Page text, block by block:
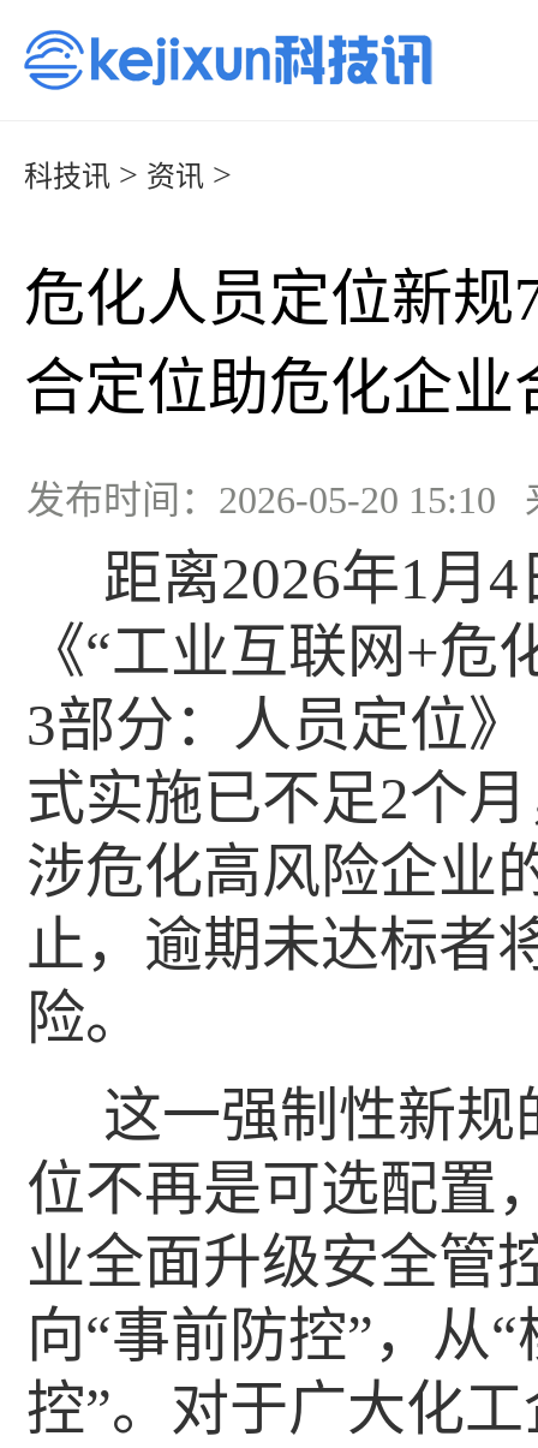
科技讯 > 资讯 >
危化人员定位新
合定位助危化企业
发布时间：2026-05-20 15:10
距离2026年1月
《“工业互联网+
3部分：人员定位
式实施已不足2个
涉危化高风险企业
止，逾期未达标者
险。
这一强制性新
位不再是可选配置
业全面升级安全管
向“事前防控”，从
控”。对于广大化